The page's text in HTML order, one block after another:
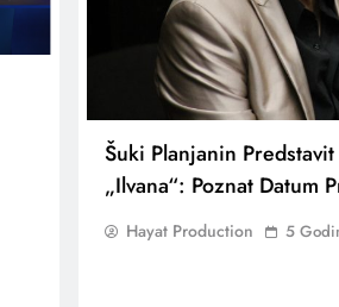
Šuki Planjanin
„Ilvana“: Poznat Datum
Hayat Production 5